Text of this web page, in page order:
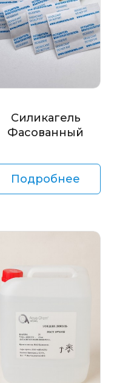
Силикагель
Фасованный
Подробнее